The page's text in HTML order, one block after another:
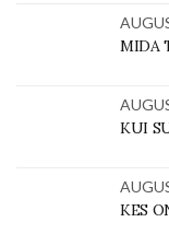
MIDA
KUI
KES